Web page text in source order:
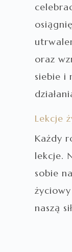
oraz
siebie i
Lekcje
Każdy
lekcje.
sobie
naszą